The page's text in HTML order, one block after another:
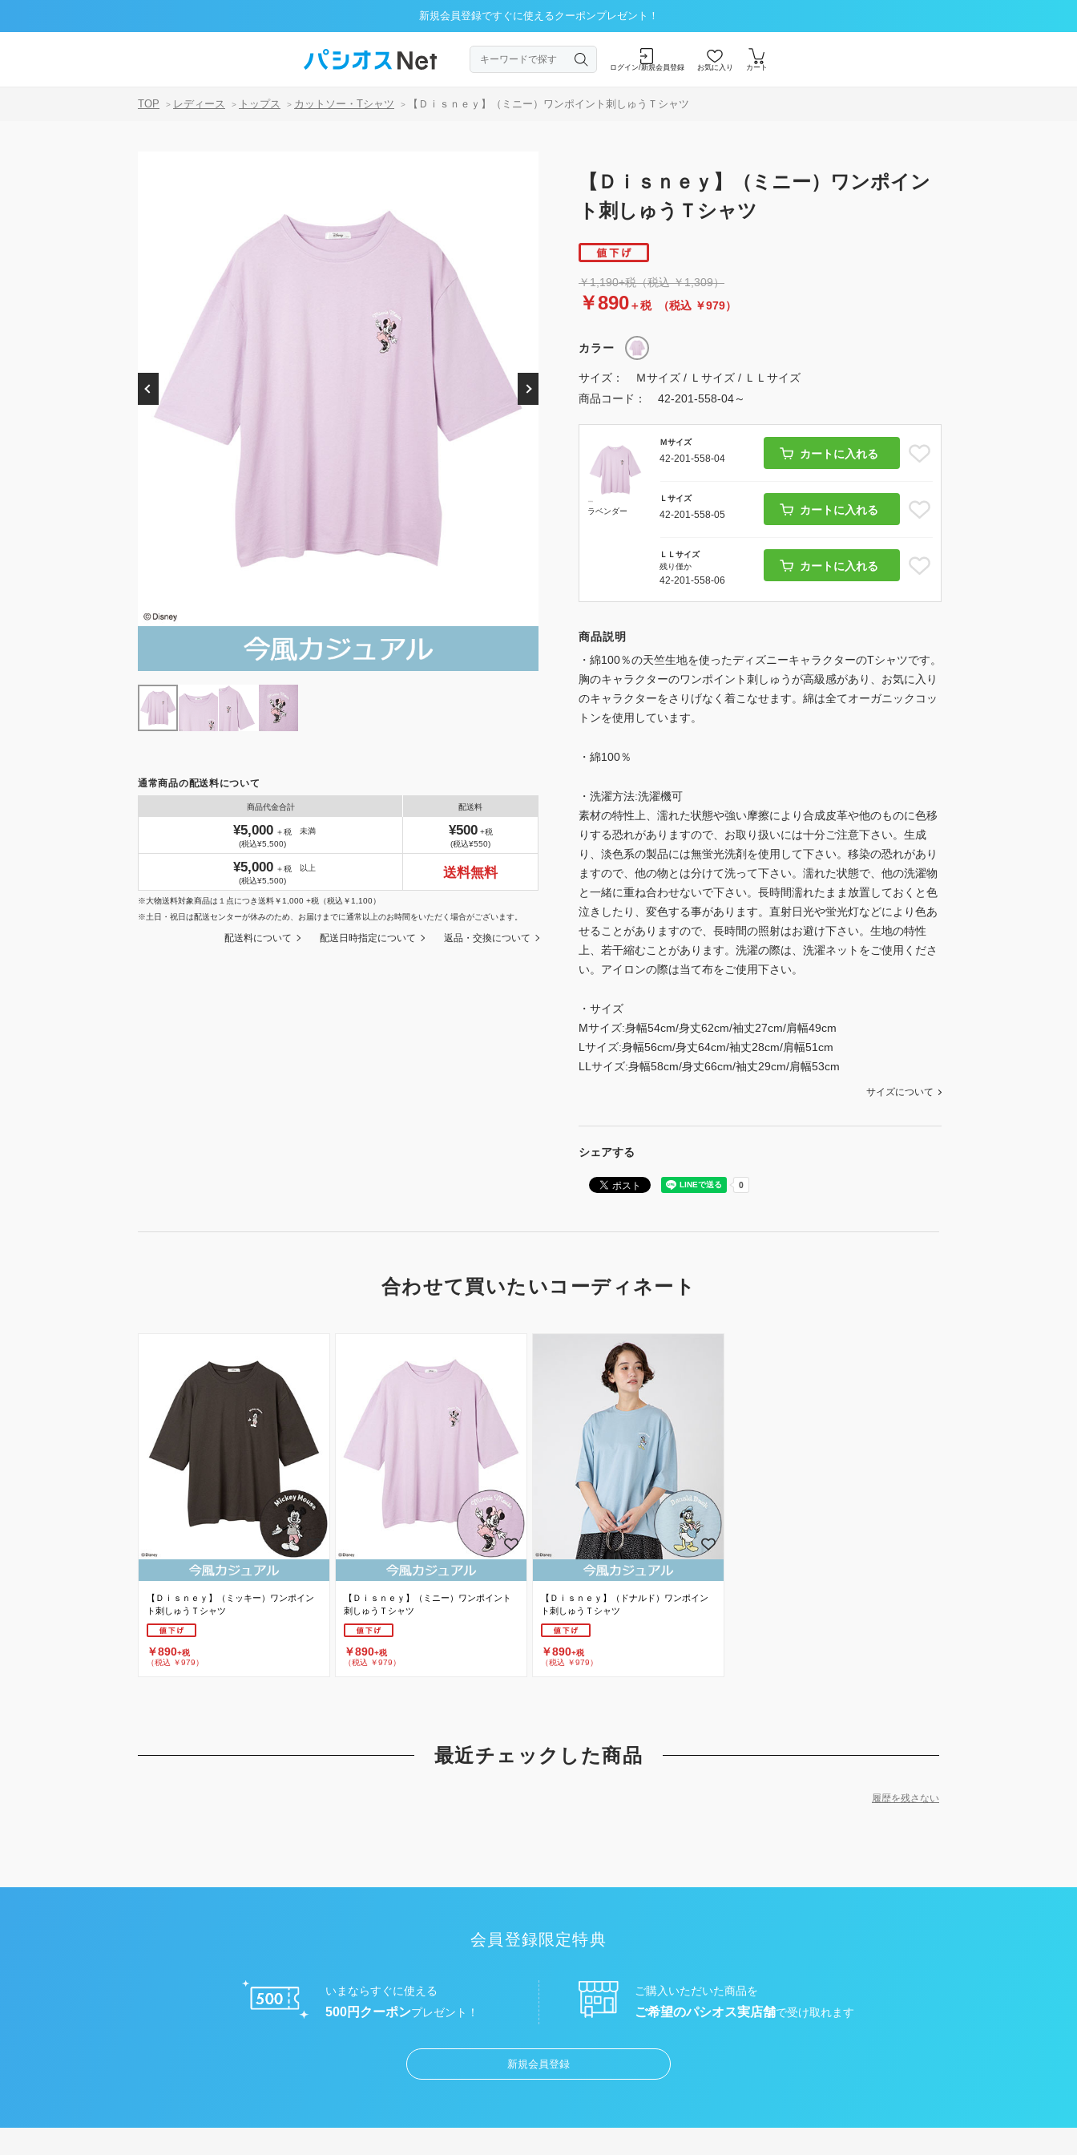
新規会員登録ですぐに使えるクーポンプレゼント！
ログイン/新規会員登録 お気に入り カート
TOP > レディース > トップス > カットソー・Tシャツ > 【Ｄｉｓｎｅｙ】（ミニー）ワンポイント刺しゅうＴシャツ
通常商品の配送料について
商品代金合計 配送料
¥5,000 ＋税
(税込¥5,500)
未満 ¥500+税
(税込¥550)
¥5,000 ＋税
(税込¥5,500)
以上 送料無料
※大物送料対象商品は１点につき送料￥1,000 +税（税込￥1,100）
※土日・祝日は配送センターが休みのため、お届けまでに通常以上のお時間をいただく場合がございます。
配送料について 配送日時指定について 返品・交換について
シェアする
【Ｄｉｓｎｅｙ】（ミニー）ワンポイン
ト刺しゅうＴシャツ
￥1,190+税（税込 ￥1,309）
￥890＋税 （税込 ￥979）
カラー
サイズ：
Ｍサイズ / Ｌサイズ / ＬＬサイズ
商品コード：
42-201-558-04～
ラベンダー
Ｍサイズ
42-201-558-04 カートに入れる
Ｌサイズ
42-201-558-05 カートに入れる
ＬＬサイズ
残り僅か
42-201-558-06
カートに入れる
商品説明
・綿100％の天竺生地を使ったディズニーキャラクターのTシャツです。
胸のキャラクターのワンポイント刺しゅうが高級感があり、お気に入り
のキャラクターをさりげなく着こなせます。綿は全てオーガニックコッ
トンを使用しています。
・綿100％
・洗濯方法:洗濯機可
素材の特性上、濡れた状態や強い摩擦により合成皮革や他のものに色移
りする恐れがありますので、お取り扱いには十分ご注意下さい。生成
り、淡色系の製品には無蛍光洗剤を使用して下さい。移染の恐れがあり
ますので、他の物とは分けて洗って下さい。濡れた状態で、他の洗濯物
と一緒に重ね合わせないで下さい。長時間濡れたまま放置しておくと色
泣きしたり、変色する事があります。直射日光や蛍光灯などにより色あ
せることがありますので、長時間の照射はお避け下さい。生地の特性
上、若干縮むことがあります。洗濯の際は、洗濯ネットをご使用くださ
い。アイロンの際は当て布をご使用下さい。
・サイズ
Mサイズ:身幅54cm/身丈62cm/袖丈27cm/肩幅49cm
Lサイズ:身幅56cm/身丈64cm/袖丈28cm/肩幅51cm
LLサイズ:身幅58cm/身丈66cm/袖丈29cm/肩幅53cm
サイズについて
合わせて買いたいコーディネート
【Ｄｉｓｎｅｙ】（ミッキー）ワンポイン
ト刺しゅうＴシャツ
￥890+税
（税込 ￥979）
【Ｄｉｓｎｅｙ】（ミニー）ワンポイント
刺しゅうＴシャツ
￥890+税
（税込 ￥979）
【Ｄｉｓｎｅｙ】（ドナルド）ワンポイン
ト刺しゅうＴシャツ
￥890+税
（税込 ￥979）
最近チェックした商品
履歴を残さない
会員登録限定特典
いまならすぐに使える
500円クーポンプレゼント！
ご購入いただいた商品を
ご希望のパシオス実店舗で受け取れます
新規会員登録